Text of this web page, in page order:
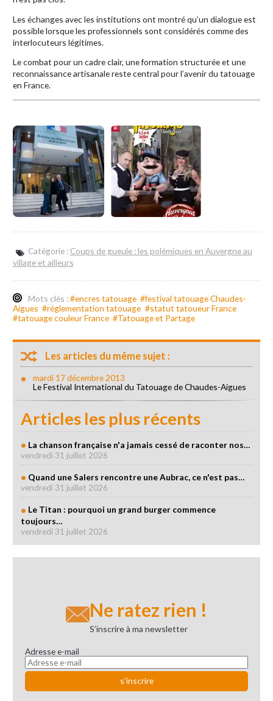
Les échanges avec les institutions ont montré qu’un dialogue est
possible lorsque les professionnels sont considérés comme des
interlocuteurs légitimes.
Le combat pour un cadre clair, une formation structurée et une
reconnaissance artisanale reste central pour l’avenir du tatouage
en France.
Catégorie : Coups de gueule : les polémiques en Auvergne au
village et ailleurs
Mots clés :#encres tatouage #festival tatouage Chaudes-
Aigues #réglementation tatouage #statut tatoueur France
#tatouage couleur France #Tatouage et Partage
Les articles du même sujet :
mardi 17 décembre 2013
Le Festival International du Tatouage de Chaudes-Aigues
Articles les plus récents
La chanson française n'a jamais cessé de raconter nos…
vendredi 31 juillet 2026
Quand une Salers rencontre une Aubrac, ce n'est pas…
vendredi 31 juillet 2026
Le Titan : pourquoi un grand burger commence
toujours…
vendredi 31 juillet 2026
Ne ratez rien !
S’inscrire à ma newsletter
Adresse e-mail